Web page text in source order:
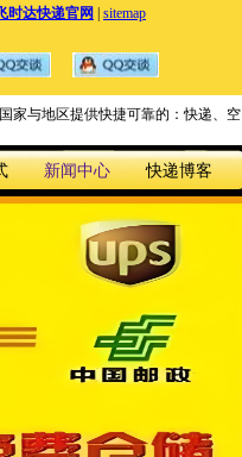
时达快递官网 sitemap
家与地区提供快捷可靠的：快递、空
新闻中心 快递博客